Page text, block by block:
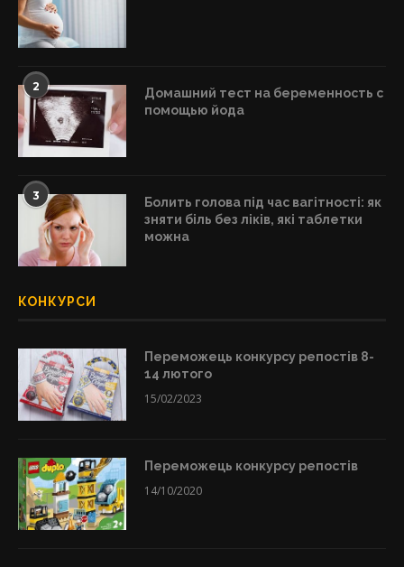
2
Домашний тест на беременность с
помощью йода
3
Болить голова під час вагітності: як
зняти біль без ліків, які таблетки
можна
КОНКУРСИ
Переможець конкурсу репостів 8-
14 лютого
15/02/2023
Переможець конкурсу репостів
14/10/2020